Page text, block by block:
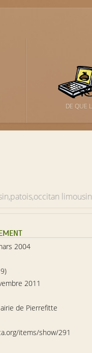
DE QUE
limousin
2004
2011
de Pierrefitte
items/show/291